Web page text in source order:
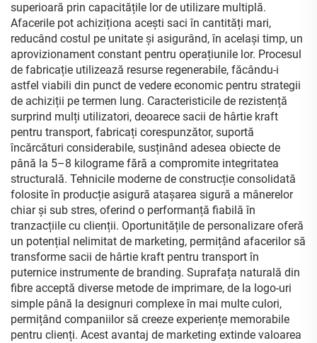
superioară prin capacitățile lor de utilizare multiplă.
Afacerile pot achiziționa acești saci în cantități mari,
reducând costul pe unitate și asigurând, în același timp, un
aprovizionament constant pentru operațiunile lor. Procesul
de fabricație utilizează resurse regenerabile, făcându-i
astfel viabili din punct de vedere economic pentru strategii
de achiziții pe termen lung. Caracteristicile de rezistență
surprind mulți utilizatori, deoarece sacii de hârtie kraft
pentru transport, fabricați corespunzător, suportă
încărcături considerabile, susținând adesea obiecte de
până la 5–8 kilograme fără a compromite integritatea
structurală. Tehnicile moderne de construcție consolidată
folosite în producție asigură atașarea sigură a mânerelor
chiar și sub stres, oferind o performanță fiabilă în
tranzacțiile cu clienții. Oportunitățile de personalizare oferă
un potențial nelimitat de marketing, permițând afacerilor să
transforme sacii de hârtie kraft pentru transport în
puternice instrumente de branding. Suprafața naturală din
fibre acceptă diverse metode de imprimare, de la logo-uri
simple până la designuri complexe în mai multe culori,
permițând companiilor să creeze experiențe memorabile
pentru clienți. Acest avantaj de marketing extinde valoarea